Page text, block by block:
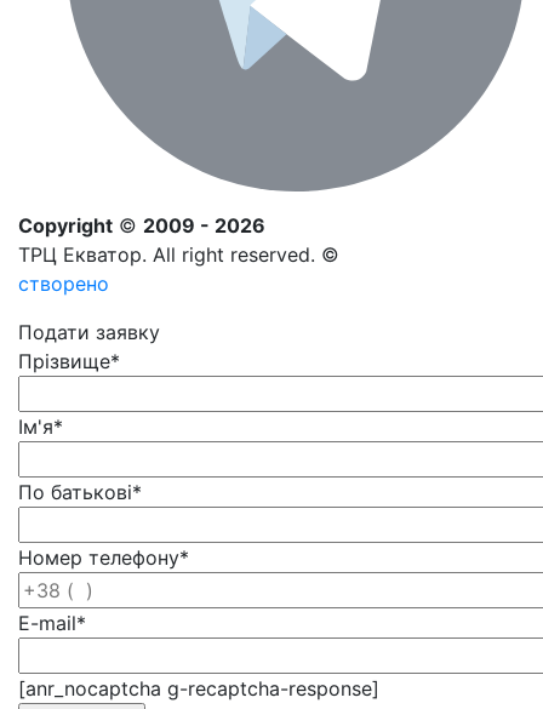
Copyright © 2009 - 2026
ТРЦ Екватор. All right reserved. ©
створено
Подати заявку
Прізвище*
Ім'я*
По батькові*
Номер телефону*
E-mail*
[anr_nocaptcha g-recaptcha-response]